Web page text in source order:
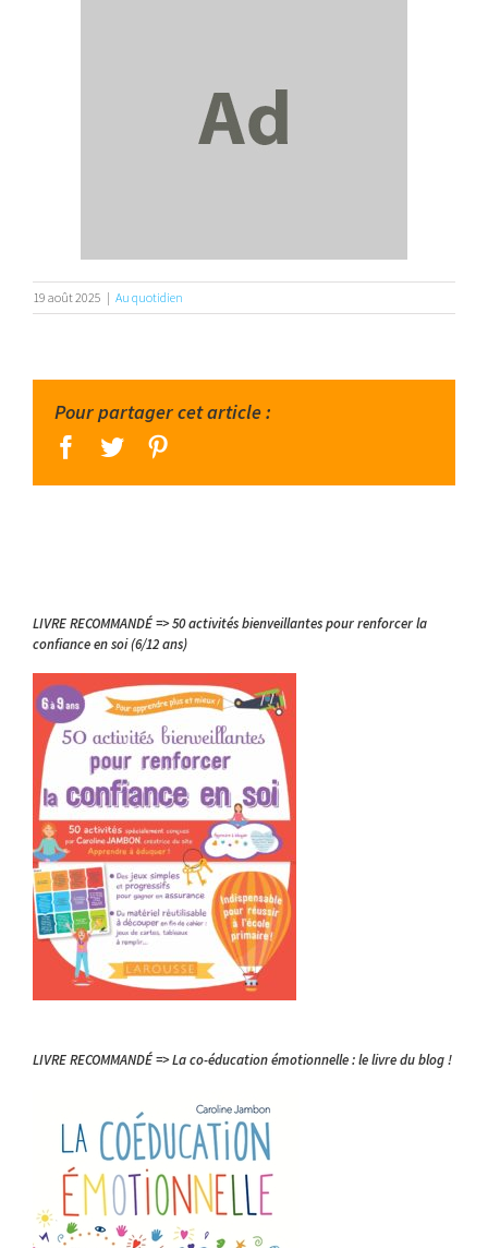
19 août 2025 | Au quotidien
Pour partager cet article :
facebook
twitter
LIVRE RECOMMANDÉ => 50 activités bienveillantes pour renforcer la
confiance en soi (6/12 ans)
LIVRE RECOMMANDÉ => La co-éducation émotionnelle : le livre du blog !